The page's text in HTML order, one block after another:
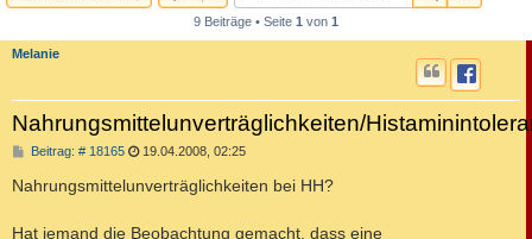
9 Beiträge • Seite 1 von 1
Melanie
Nahrungsmittelunverträglichkeiten/
Beitrag: # 18165B
i
t
19.04.2008, 02:25
Nahrungsmittelunverträglichkeiten bei HH?
Hat jemand die Beobachtung gemacht, dass eine